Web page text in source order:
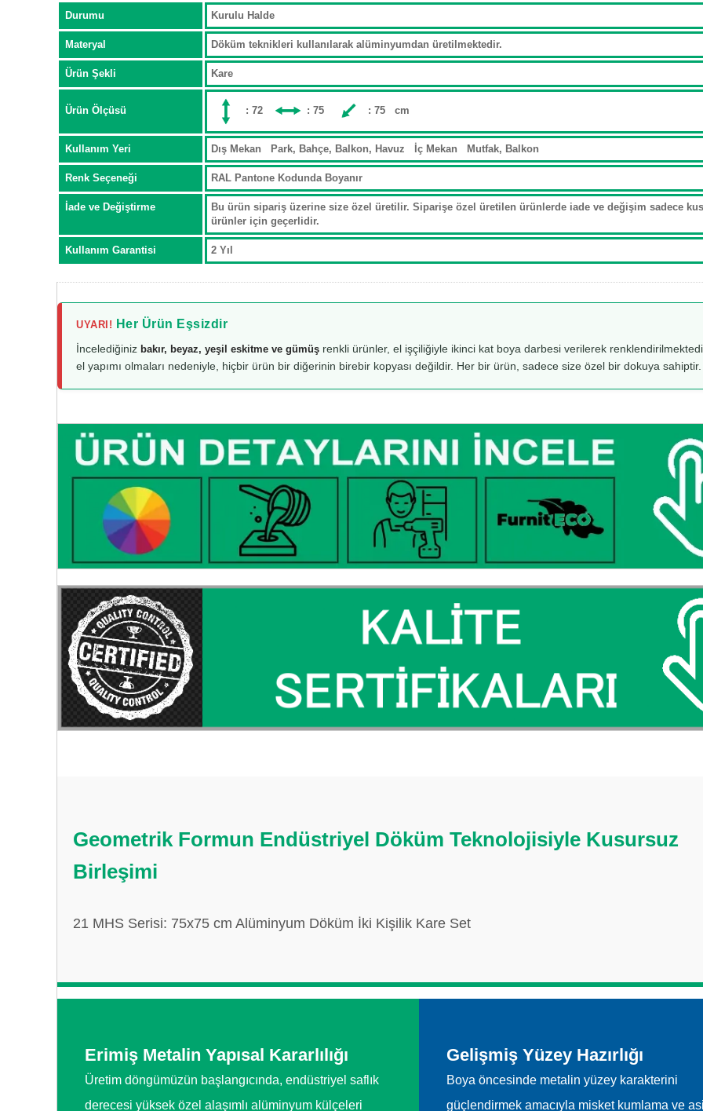
Durumu Kurulu Halde
Materyal Döküm teknikleri kullanılarak alüminyumdan üretilmektedir.
Ürün Şekli Kare
Ürün Ölçüsü : 72 : 75 : 75 cm
Kullanım Yeri Dış Mekan Park, Bahçe, Balkon, Havuz İç Mekan Mutfak, Balkon
Renk Seçeneği RAL Pantone Kodunda Boyanır
İade ve Değiştirme
Bu ürün sipariş üzerine size özel üretilir. Siparişe özel üretilen ürünlerde iade ve değişim sadece
ürünler için geçerlidir.
Kullanım Garantisi 2 Yıl
UYARI! Her Ürün Eşsizdir
İncelediğiniz bakır, beyaz, yeşil eskitme ve gümüş renkli ürünler, el işçiliğiyle ikinci kat boya darbesi verilerek
el yapımı olmaları nedeniyle, hiçbir ürün bir diğerinin birebir kopyası değildir. Her bir ürün, sadece size özel bir dokuya sahiptir.
Geometrik Formun Endüstriyel Döküm Teknolojisiyle Kusursuz
Birleşimi
21 MHS Serisi: 75x75 cm Alüminyum Döküm İki Kişilik Kare Set
Erimiş Metalin Yapısal Kararlılığı
Üretim döngümüzün başlangıcında, endüstriyel saflık
derecesi yüksek özel alaşımlı alüminyum külçeleri
Gelişmiş Yüzey Hazırlığı
Boya öncesinde metalin yüzey karakterini
güçlendirmek amacıyla misket kumlama ve